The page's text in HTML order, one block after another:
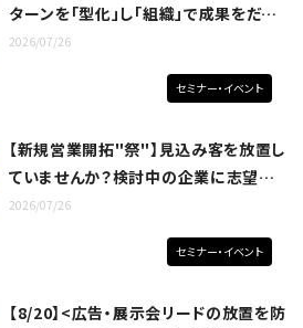
ターンを「型化」し「組織」で成果をだす
具体策~
2026/07/26
セミナー・イベント
【新規営業開拓"祭"】見込み客を放置し
ていませんか？検討中の企業に志望た
アプローチ先選定の型化
2026/07/26
セミナー・イベント
【8/20】<広告・展示会リードの放置を防